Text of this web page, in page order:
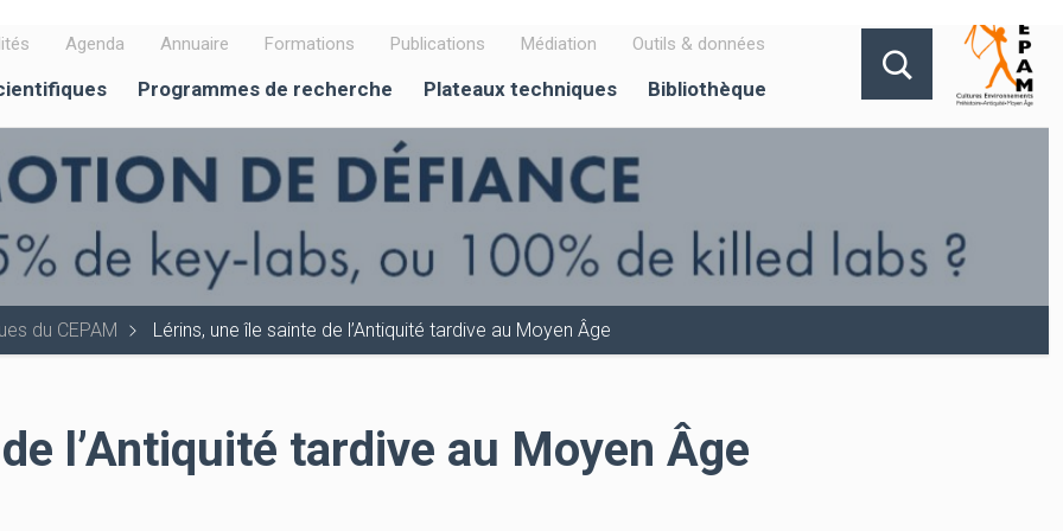
Agenda Annuaire Formations Publications Médiation Outils & données
Programmes de recherche Plateaux techniques Bibliothèque
du CEPAM Lérins, une île sainte de l’Antiquité tardive au Moyen Âge
l’Antiquité tardive au Moyen Âge